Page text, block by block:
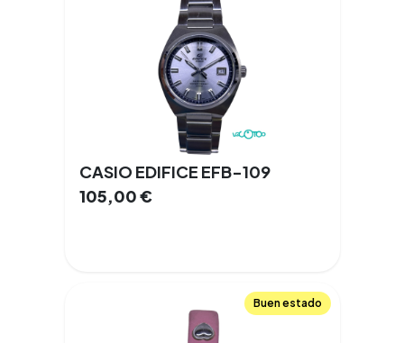
CASIO EDIFICE EFB-109
105,00€
Buen estado